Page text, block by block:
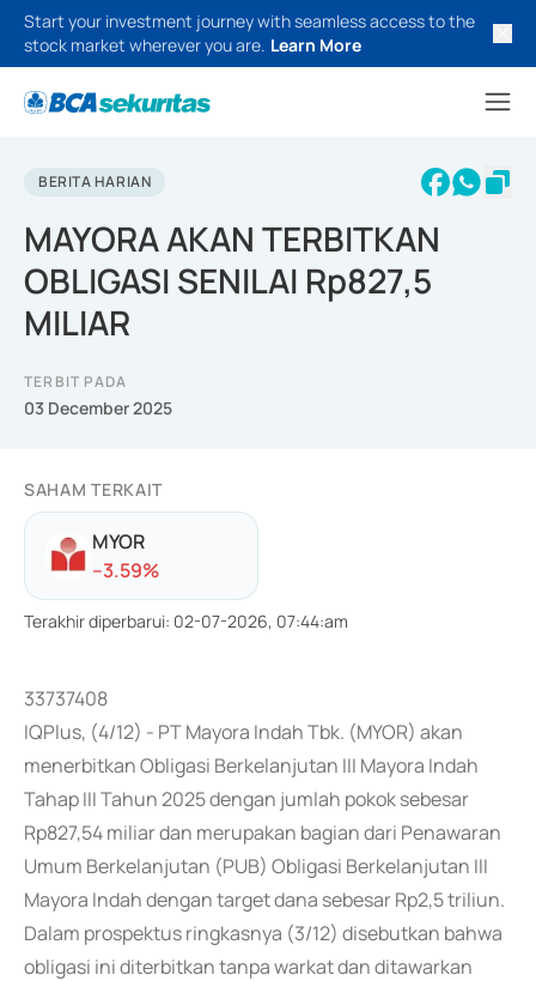
Start your investment journey with seamless access to the
stock market wherever you are. Learn More
BERITA HARIAN
MAYORA AKAN TERBITKAN
OBLIGASI SENILAI Rp827,5
MILIAR
TERBIT PADA
03 December 2025
SAHAM TERKAIT
MYOR
--3.59%
Terakhir diperbarui: 02-07-2026, 07:44:am
33737408
IQPlus, (4/12) - PT Mayora Indah Tbk. (MYOR) akan
menerbitkan Obligasi Berkelanjutan III Mayora Indah
Tahap III Tahun 2025 dengan jumlah pokok sebesar
Rp827,54 miliar dan merupakan bagian dari Penawaran
Umum Berkelanjutan (PUB) Obligasi Berkelanjutan III
Mayora Indah dengan target dana sebesar Rp2,5 triliun.
Dalam prospektus ringkasnya (3/12) disebutkan bahwa
obligasi ini diterbitkan tanpa warkat dan ditawarkan